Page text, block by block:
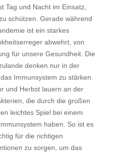
Tag und Nacht im Einsatz,
schützen. Gerade während
ist ein starkes
abwehrt, von
für unsere Gesundheit. Die
denken nur in der
Immunsystem zu stärken.
und Herbst lauern an der
die durch die großen
leichtes Spiel bei einem
haben. So ist es
für die richtigen
zu sorgen, um das